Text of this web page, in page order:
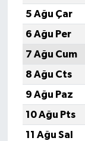
5 Ağu Çar
6 Ağu Per
7 Ağu Cum
8 Ağu Cts
9 Ağu Paz
10 Ağu Pts
11 Ağu Sal